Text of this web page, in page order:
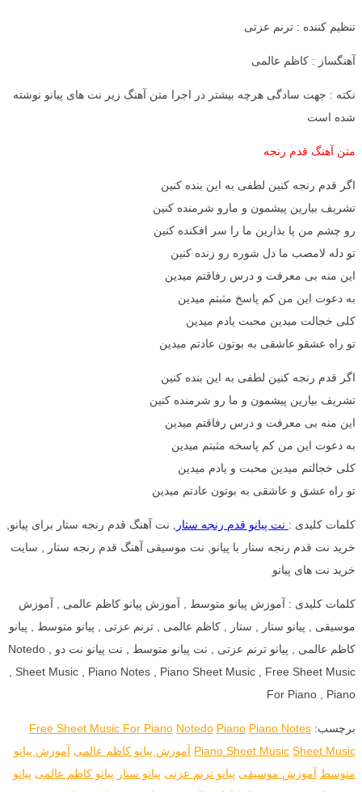
تنظیم کننده : ترنم عزتی
آهنگساز : کاظم عالمی
نکته : جهت سادگی هرچه بیشتر در اجرا متن آهنگ زیر نت های پیانو نوشته
شده است
متن آهنگ قدم رنجه
اگر قدم رنجه کنین لطفی به این بنده کنین
تشریف بیارین پیشمون و مارو شرمنده کنین
رو چشم من پا بذارین ما را سر افکنده کنین
تو دله لامصب ما دل شوره رو زنده کنین
این منه بی معرفت و درس رفاقتم میدین
به دعوت این من کم پاسخ مثبتم میدین
کلی خجالت میدین محبت یادم میدین
تو راه عشقو عاشقی به بوتون عادتم میدین
اگر قدم رنجه کنین لطفی به این بنده کنین
تشریف بیارین پیشمون و ما رو شرمنده کنین
این منه بی معرفت و درس رفاقتم میدین
به دعوت این من کم پاسخه مثبتم میدین
کلی خجالتم میدین محبت و یادم میدین
تو راه عشق و عاشقی به بوتون عادتم میدین
کلمات کلیدی : نت پیانو قدم رنجه ستار
, نت آهنگ قدم رنجه ستار برای پیانو,
خرید نت قدم رنجه ستار با پیانو, نت موسیقی آهنگ قدم رنجه ستار , سایت
خرید نت های پیانو
کلمات کلیدی : آموزش پیانو متوسط , آموزش پیانو کاظم عالمی , آموزش
موسیقی , پیانو ستار , ستار , کاظم عالمی , ترنم عزتی , پیانو متوسط , پیانو
کاظم عالمی , پیانو ترنم عزتی , نت پیانو متوسط , نت پیانو نت دو , Notedo
, Sheet Music , Piano Notes , Piano Sheet Music , Free Sheet Music
For Piano , Piano
برچسب: Free Sheet Music For Piano Notedo Piano Piano Notes
Piano Sheet Music Sheet Music آموزش پیانو کاظم عالمی آموزش پیانو
متوسط آموزش موسیقی پیانو ترنم عزتی پیانو ستار پیانو کاظم عالمی پیانو